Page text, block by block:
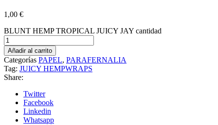
1,00 €
BLUNT HEMP TROPICAL JUICY JAY cantidad
Añadir al carrito
Categorías PAPEL, PARAFERNALIA
Tag: JUICY HEMPWRAPS
Share:
Twitter
Facebook
Linkedin
Whatsapp